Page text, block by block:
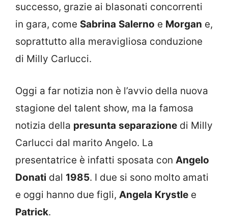
successo, grazie ai blasonati concorrenti
in gara, come Sabrina Salerno e Morgan e,
soprattutto alla meravigliosa conduzione
di Milly Carlucci.
Oggi a far notizia non è l’avvio della nuova
stagione del talent show, ma la famosa
notizia della presunta separazione di Milly
Carlucci dal marito Angelo. La
presentatrice è infatti sposata con Angelo
Donati dal 1985. I due si sono molto amati
e oggi hanno due figli, Angela Krystle e
Patrick.